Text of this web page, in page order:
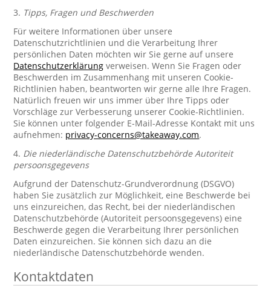
3. Tipps, Fragen und Beschwerden
Für weitere Informationen über unsere
Datenschutzrichtlinien und die Verarbeitung Ihrer
persönlichen Daten möchten wir Sie gerne auf unsere
Datenschutzerklärung verweisen. Wenn Sie Fragen oder
Beschwerden im Zusammenhang mit unseren Cookie-
Richtlinien haben, beantworten wir gerne alle Ihre Fragen.
Natürlich freuen wir uns immer über Ihre Tipps oder
Vorschläge zur Verbesserung unserer Cookie-Richtlinien.
Sie können unter folgender E-Mail-Adresse Kontakt mit uns
aufnehmen: privacy-concerns@takeaway.com.
4. Die niederländische Datenschutzbehörde Autoriteit
persoonsgegevens
Aufgrund der Datenschutz-Grundverordnung (DSGVO)
haben Sie zusätzlich zur Möglichkeit, eine Beschwerde bei
uns einzureichen, das Recht, bei der niederländischen
Datenschutzbehörde (Autoriteit persoonsgegevens) eine
Beschwerde gegen die Verarbeitung Ihrer persönlichen
Daten einzureichen. Sie können sich dazu an die
niederländische Datenschutzbehörde wenden.
Kontaktdaten